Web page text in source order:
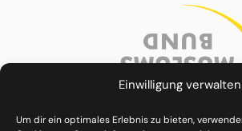
Einwilligung verwalten
Um dir ein optimales Erlebnis zu bieten,